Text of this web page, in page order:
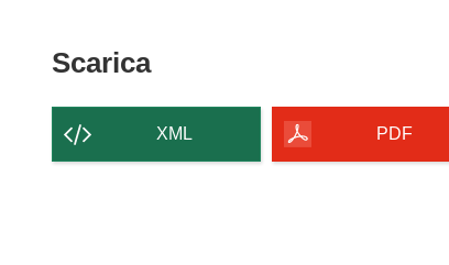
ScaricaScarica
contenuto
della
XML PDF